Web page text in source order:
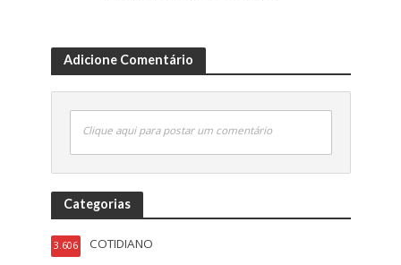
Adicione Comentário
Clique aqui para postar um comentário
Categorias
COTIDIANO
3.606